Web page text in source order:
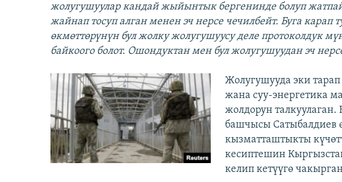
жолугушуулар кандай жыйынтык бергенинде болуп
жайнап тосуп алган менен эч нерсе чечилбейт. Буга карап
өкмөттөрүнүн бул жолку жолугушуусу деле протоколдук
байкоого болот. Ошондуктан мен бул жолугушуудан эч
Жолугушууда эки
жана суу-энергетика
жолдорун
башчысы Сатыбалдиев
кызматташтыкты
кесиптешин
келип кетүүгө